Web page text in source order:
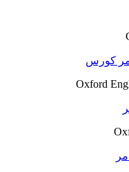
کورس
Oxford